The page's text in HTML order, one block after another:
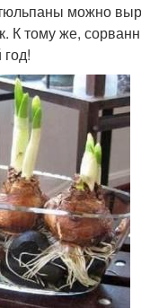
можно
К тому же,